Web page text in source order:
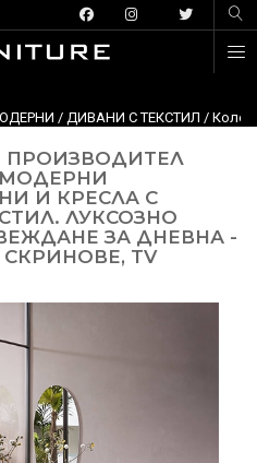
/ ДИВАНИ С ТЕКСТИЛ /
ПРОИЗВОДИТЕЛ
МОДЕРНИ
И КРЕСЛА С
ЛУКСОЗНО
ЗА ДНЕВНА -
TV